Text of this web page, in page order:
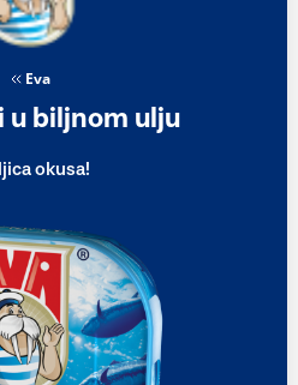
Eva
u biljnom ulju
okusa!